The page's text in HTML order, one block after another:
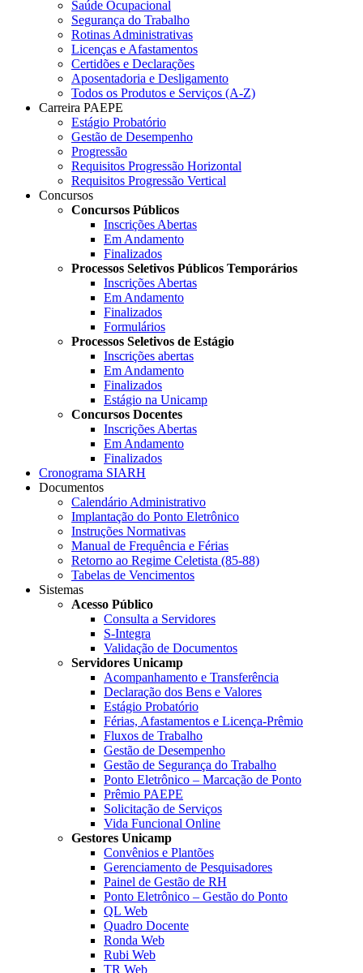
Saúde Ocupacional
Segurança do Trabalho
Rotinas Administrativas
Licenças e Afastamentos
Certidões e Declarações
Aposentadoria e Desligamento
Todos os Produtos e Serviços (A-Z)
Carreira PAEPE
Estágio Probatório
Gestão de Desempenho
Progressão
Requisitos Progressão Horizontal
Requisitos Progressão Vertical
Concursos
Concursos Públicos
Inscrições Abertas
Em Andamento
Finalizados
Processos Seletivos Públicos Temporários
Inscrições Abertas
Em Andamento
Finalizados
Formulários
Processos Seletivos de Estágio
Inscrições abertas
Em Andamento
Finalizados
Estágio na Unicamp
Concursos Docentes
Inscrições Abertas
Em Andamento
Finalizados
Cronograma SIARH
Documentos
Calendário Administrativo
Implantação do Ponto Eletrônico
Instruções Normativas
Manual de Frequência e Férias
Retorno ao Regime Celetista (85-88)
Tabelas de Vencimentos
Sistemas
Acesso Público
Consulta a Servidores
S-Integra
Validação de Documentos
Servidores Unicamp
Acompanhamento e Transferência
Declaração dos Bens e Valores
Estágio Probatório
Férias, Afastamentos e Licença-Prêmio
Fluxos de Trabalho
Gestão de Desempenho
Gestão de Segurança do Trabalho
Ponto Eletrônico – Marcação de Ponto
Prêmio PAEPE
Solicitação de Serviços
Vida Funcional Online
Gestores Unicamp
Convênios e Plantões
Gerenciamento de Pesquisadores
Painel de Gestão de RH
Ponto Eletrônico – Gestão do Ponto
QL Web
Quadro Docente
Ronda Web
Rubi Web
TR Web